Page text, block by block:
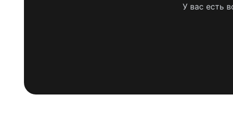
У вас есть